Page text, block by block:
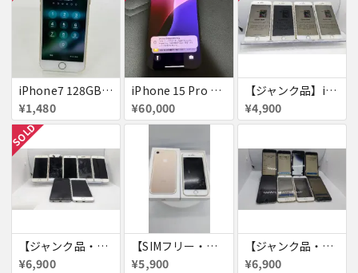
iPhone7 128GB 赤ロム SoftBank ジャンク ゴールド A1779 パスコード不明 送料無料
¥1,480
iPhone 15 Pro 128GB ブラックチタニウム ネットワーク利用制限あり
¥60,000
【ジャンク品】iPhone6s ４台セット
¥4,900
SOLD
【ジャンク品・初期化済・SIMロック解除済】iPhone6 7台セット
¥6,900
【SIMフリー・付属品あり】iPhone 7 128GB
¥5,900
【ジャンク品・初期化済】iPhone6 8台セット
¥6,900